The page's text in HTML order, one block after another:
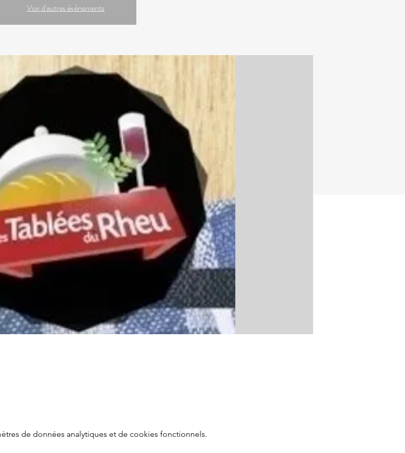
Voir d'autres événements
de données analytiques et de cookies fonctionnels.